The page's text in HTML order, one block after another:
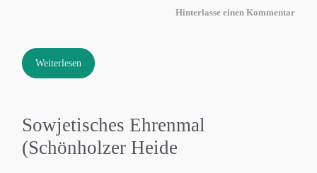
Hinterlasse einen Kommentar
Weiterlesen
Sowjetisches Ehrenmal
(Schönholzer Heide